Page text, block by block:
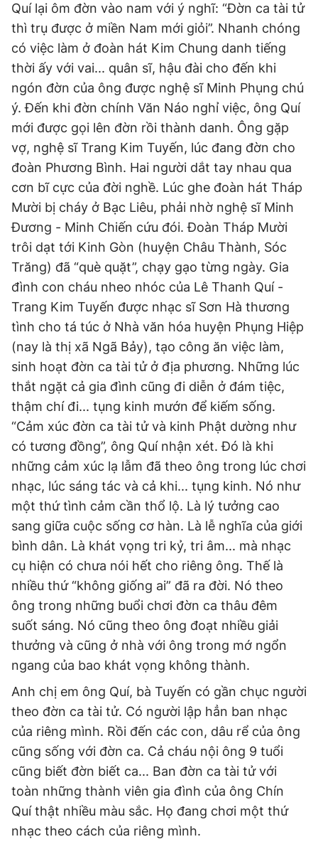
Quí lại ôm đờn vào nam với ý nghĩ: “Đờn ca tài tử
thì trụ được ở miền Nam mới giỏi”. Nhanh chóng
có việc làm ở đoàn hát Kim Chung danh tiếng
thời ấy với vai... quân sĩ, hậu đài cho đến khi
ngón đờn của ông được nghệ sĩ Minh Phụng chú
ý. Đến khi đờn chính Văn Náo nghỉ việc, ông Quí
mới được gọi lên đờn rồi thành danh. Ông gặp
vợ, nghệ sĩ Trang Kim Tuyến, lúc đang đờn cho
đoàn Phương Bình. Hai người dắt tay nhau qua
cơn bĩ cực của đời nghề. Lúc ghe đoàn hát Tháp
Mười bị cháy ở Bạc Liêu, phải nhờ nghệ sĩ Minh
Đương - Minh Chiến cứu đói. Đoàn Tháp Mười
trôi dạt tới Kinh Gòn (huyện Châu Thành, Sóc
Trăng) đã “què quặt”, chạy gạo từng ngày. Gia
đình con cháu nheo nhóc của Lê Thanh Quí -
Trang Kim Tuyến được nhạc sĩ Sơn Hà thương
tình cho tá túc ở Nhà văn hóa huyện Phụng Hiệp
(nay là thị xã Ngã Bảy), tạo công ăn việc làm,
sinh hoạt đờn ca tài tử ở địa phương. Những lúc
thắt ngặt cả gia đình cũng đi diễn ở đám tiệc,
thậm chí đi... tụng kinh mướn để kiếm sống.
“Cảm xúc đờn ca tài tử và kinh Phật dường như
có tương đồng”, ông Quí nhận xét. Đó là khi
những cảm xúc lạ lẫm đã theo ông trong lúc chơi
nhạc, lúc sáng tác và cả khi... tụng kinh. Nó như
một thứ tình cảm cần thổ lộ. Là lý tưởng cao
sang giữa cuộc sống cơ hàn. Là lễ nghĩa của giới
bình dân. Là khát vọng tri kỷ, tri âm... mà nhạc
cụ hiện có chưa nói hết cho riêng ông. Thế là
nhiều thứ “không giống ai” đã ra đời. Nó theo
ông trong những buổi chơi đờn ca thâu đêm
suốt sáng. Nó cũng theo ông đoạt nhiều giải
thưởng và cũng ở nhà với ông trong mớ ngổn
ngang của bao khát vọng không thành.
Anh chị em ông Quí, bà Tuyến có gần chục người
theo đờn ca tài tử. Có người lập hẳn ban nhạc
của riêng mình. Rồi đến các con, dâu rể của ông
cũng sống với đờn ca. Cả cháu nội ông 9 tuổi
cũng biết đờn biết ca... Ban đờn ca tài tử với
toàn những thành viên gia đình của ông Chín
Quí thật nhiều màu sắc. Họ đang chơi một thứ
nhạc theo cách của riêng mình.